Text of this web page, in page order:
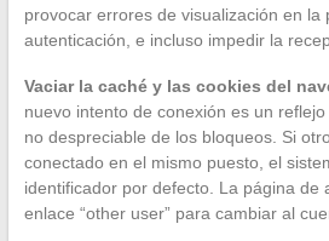
provocar errores de visualización en la
autenticación, e incluso impedir la
Vaciar la caché y las cookies del
nuevo intento de conexión es un
no despreciable de los bloqueos. Si
conectado en el mismo puesto, el
identificador por defecto. La página de
enlace “other user” para cambiar al